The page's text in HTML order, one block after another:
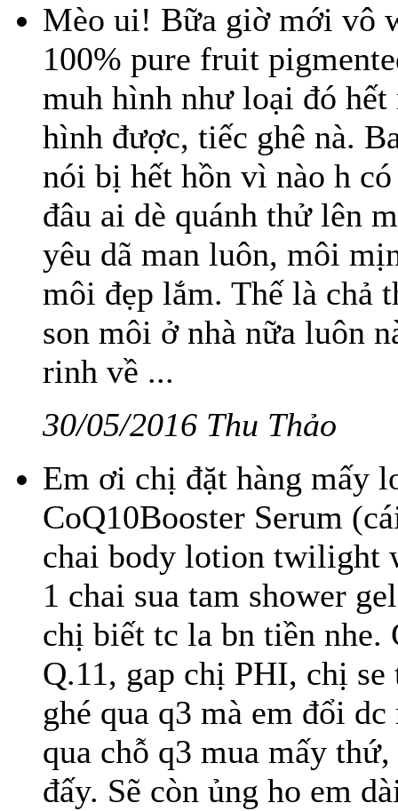
Mèo ui! Bữa giờ mới vô
100% pure fruit
muh hình như loại đó
hình được, tiếc ghê nà.
nói bị hết hồn vì nào h
đâu ai dè quánh thử lên
yêu dã man luôn, môi
môi đẹp lắm. Thế là chả
son môi ở nhà nữa luôn
rinh về ...
30/05/2016 Thu Thảo
Em ơi chị đặt hàng mấy
CoQ10Booster Serum
chai body lotion twilight
1 chai sua tam shower
chị biết tc la bn tiền nhe.
Q.11, gap chị PHI, chị
ghé qua q3 mà em đổi
qua chỗ q3 mua mấy
đấy. Sẽ còn ủng ho em